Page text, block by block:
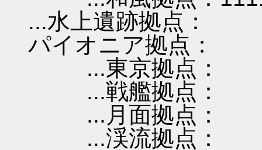
...水上遺跡拠点：
パイオニア拠点：
...東京拠点：
...戦艦拠点：
...月面拠点：
...渓流拠点：